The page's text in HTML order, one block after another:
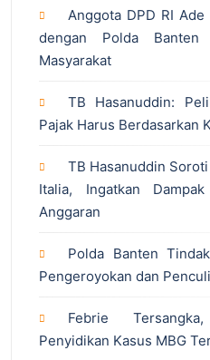
Anggota DPD RI
dengan Polda Banten
Masyarakat
TB Hasanuddin:
Pajak Harus Berdasarkan
TB Hasanuddin
Italia, Ingatkan
Anggaran
Polda Banten
Pengeroyokan dan
Febrie
Penyidikan Kasus MBG